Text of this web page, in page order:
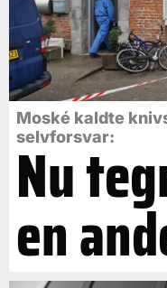
Moské kaldte
selvforsvar:
Nu
en